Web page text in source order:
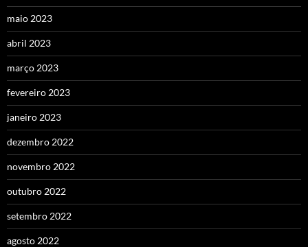
maio 2023
abril 2023
março 2023
fevereiro 2023
janeiro 2023
dezembro 2022
novembro 2022
outubro 2022
setembro 2022
agosto 2022